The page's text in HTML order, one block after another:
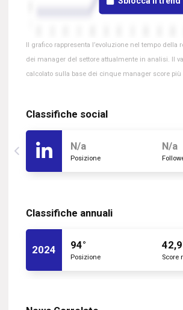
Il grafico rappresenta l’evoluzione nel tempo della
dei manager del settore attualmente in analisi. Il
calcolato sulla base dei cinque manager score più
Classifiche social
N/a
Posizione
N/a
Classifiche annuali
2024 94°
Posizione Score